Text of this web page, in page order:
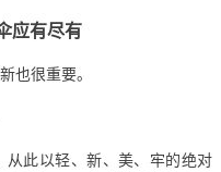
应有尽有
也很重要。
此以轻、新、美、牢的绝对